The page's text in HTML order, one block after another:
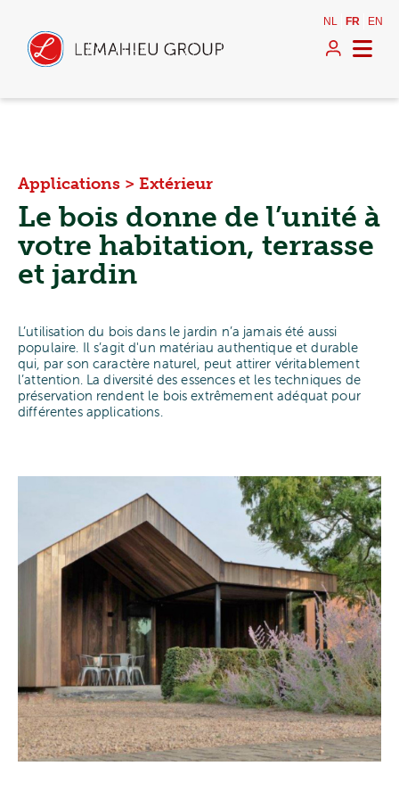
NL FR EN
Applications > Extérieur
Le bois donne de l’unité à
votre habitation, terrasse
et jardin
L’utilisation du bois dans le jardin n’a jamais été aussi
populaire. Il s’agit d'un matériau authentique et durable
qui, par son caractère naturel, peut attirer véritablement
l’attention. La diversité des essences et les techniques de
préservation rendent le bois extrêmement adéquat pour
différentes applications.